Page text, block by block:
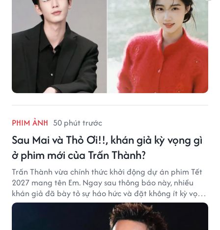
PHIM ẢNH 50 phút trước
Sau Mai và Thỏ Ơi!!, khán giả kỳ vọng gì
ở phim mới của Trấn Thành?
Trấn Thành vừa chính thức khởi động dự án phim Tết
2027 mang tên Em. Ngay sau thông báo này, nhiều
khán giả đã bày tỏ sự háo hức và đặt không ít kỳ vọng
vào bộ phim mới của Trấn Thành.